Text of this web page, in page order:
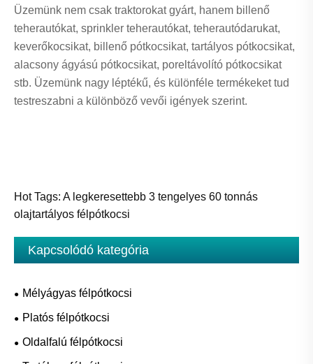
Üzemünk nem csak traktorokat gyárt, hanem billenő
teherautókat, sprinkler teherautókat, teherautódarukat,
keverőkocsikat, billenő pótkocsikat, tartályos pótkocsikat,
alacsony ágyású pótkocsikat, poreltávolító pótkocsikat
stb. Üzemünk nagy léptékű, és különféle termékeket tud
testreszabni a különböző vevői igények szerint.
Hot Tags: A legkeresettebb 3 tengelyes 60 tonnás
olajtartályos félpótkocsi
Kapcsolódó kategória
Mélyágyas félpótkocsi
Platós félpótkocsi
Oldalfalú félpótkocsi